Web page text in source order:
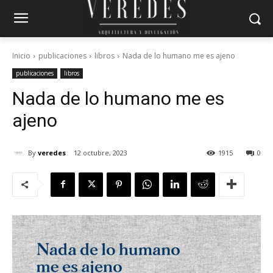
Inicio publicaciones libros Nada de lo humano me es ajeno
publicaciones libros
Nada de lo humano me es
ajeno
By veredes 12 octubre, 2023 0
1915